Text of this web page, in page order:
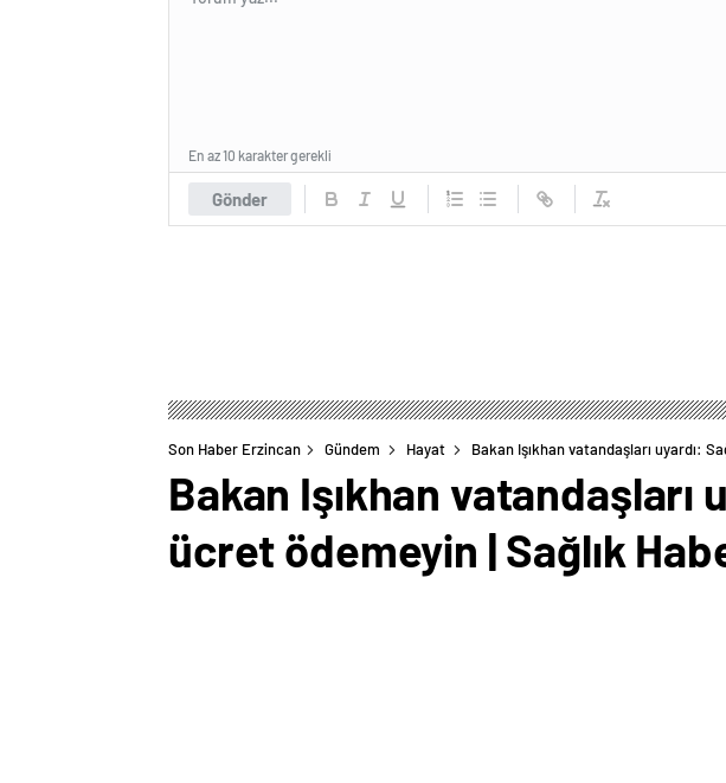
Gönder
En az 10 karakter gerekli
Son Haber Erzincan Gündem Hayat Bakan Işıkhan vatandaşları uyardı:
Bakan Işıkhan vatandaşları
ücret ödemeyin | Sağlık